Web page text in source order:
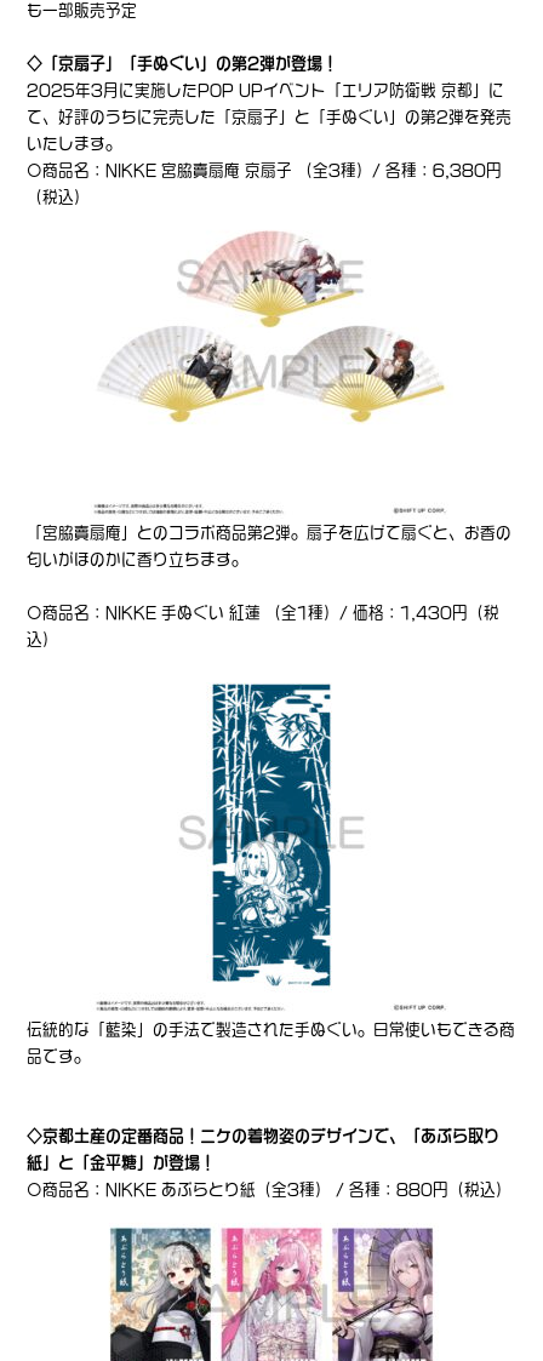
も一部販売予定
◇「京扇子」「手ぬぐい」の第2弾が登場！
2025年3月に実施したPOP UPイベント「エリア防衛戦 京都」に
て、好評のうちに完売した「京扇子」と「手ぬぐい」の第2弾を発売
いたします。
〇商品名：NIKKE 宮脇賣扇庵 京扇子 （全3種）/ 各種：6,380円
（税込）
「宮脇賣扇庵」とのコラボ商品第2弾。扇子を広げて扇ぐと、お香の
匂いがほのかに香り立ちます。
〇商品名：NIKKE 手ぬぐい 紅蓮 （全1種）/ 価格：1,430円（税
込）
伝統的な「藍染」の手法で製造された手ぬぐい。日常使いもできる商
品です。
◇京都土産の定番商品！ニケの着物姿のデザインで、「あぶら取り
紙」と「金平糖」が登場！
〇商品名：NIKKE あぶらとり紙（全3種） / 各種：880円（税込）